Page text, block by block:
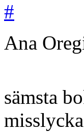
#
Ana
sämsta